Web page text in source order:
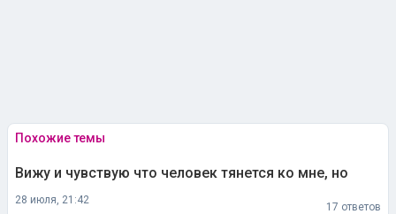
Похожие темы
Вижу и чувствую что человек тянется ко мне, но
28 июля, 21:42
17 ответов